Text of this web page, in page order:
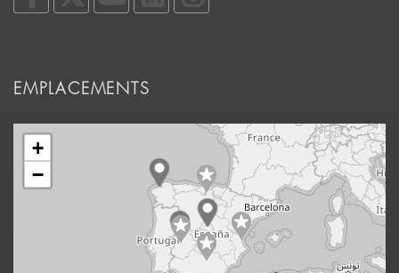
EMPLACEMENTS
+
−